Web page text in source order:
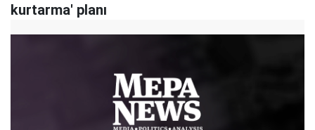
kurtarma' planı